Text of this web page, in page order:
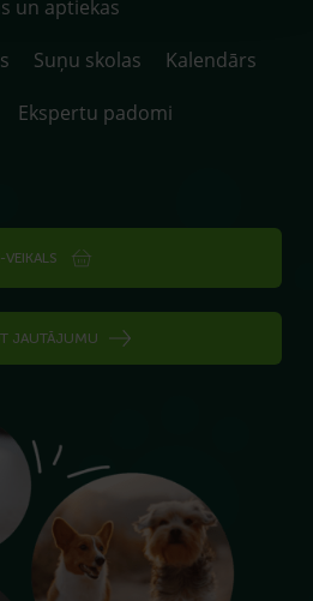
un aptiekas
Suņu skolas
Kalendārs
Ekspertu padomi
VEIKALS
JAUTĀJUMU